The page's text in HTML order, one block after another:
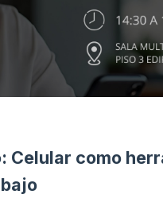
Celular como